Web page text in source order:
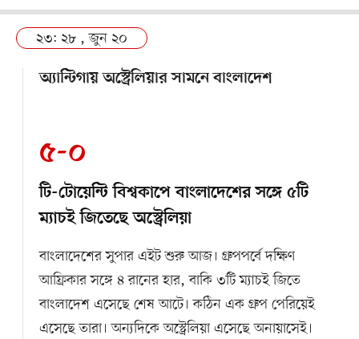
২৩: ২৮ , জুন ২০
অ্যান্টিগায় অস্ট্রেলিয়ার সামনে বাংলাদেশ
৫-০
টি-টোয়েন্টি বিশ্বকাপে বাংলাদেশের সঙ্গে ৫টি
ম্যাচই জিতেছে অস্ট্রেলিয়া
বাংলাদেশের সুপার এইট শুরু আজ। গ্রুপপর্বে দক্ষিণ
আফ্রিকার সঙ্গে ৪ রানের হার, বাকি ৩টি ম্যাচই জিতে
বাংলাদেশ এসেছে শেষ আটে। কঠিন এক গ্রুপ পেরিয়েই
এসেছে তারা। অন্যদিকে অস্ট্রেলিয়া এসেছে অনায়াসেই।